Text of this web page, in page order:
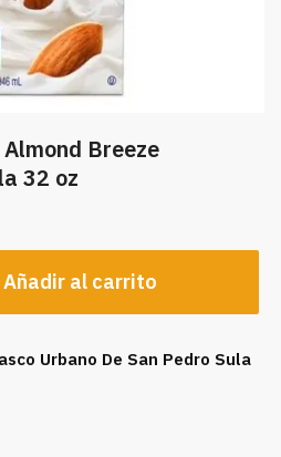
Breeze
32 oz
Añadir al carrito
Urbano De San Pedro Sula